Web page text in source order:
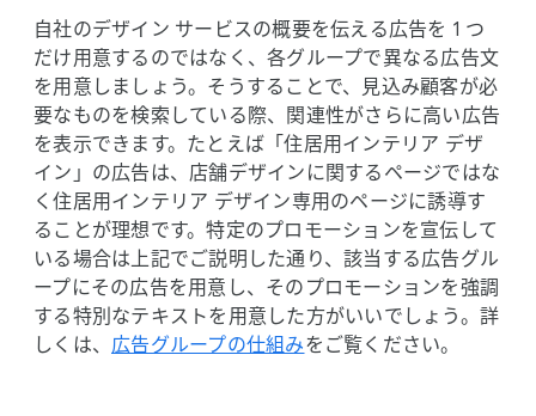
自社の​デザイン サービスの​概要を​伝える​広告を 1 つ
だけ用意するのではなく、​各グループで​異なる​広告文
を​用意しましょう。​そうする​ことで、​見込み顧客が​必
要な​ものを​検索している​際、​関連性が​さらに​高い​広告
を​表示できます。​たとえば​「住居用インテリア デザ
イン」の​広告は、​店舗デザインに​関する​ページではな
く​住居用インテリア デザイン専用の​ページに​誘導す
る​ことが​理想です。​特定の​プロモーションを​宣伝して
いる​場合は​上記で​ご説明した​通り、​該当する​広告グル
ープに​その​広告を​用意し、​その​プロモーションを​強調
する​特別な​テキストを​用意した方が​いいでしょう。​詳
しくは、 ​広告グループの​仕組みを​ご覧ください。